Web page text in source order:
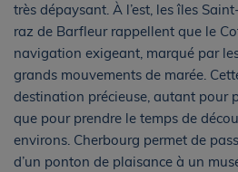
très dépaysant. À l’est, les îles
raz de Barfleur rappellent que le
navigation exigeant, marqué par
grands mouvements de marée.
destination précieuse, autant pour
que pour prendre le temps de
environs. Cherbourg permet de
d’un ponton de plaisance à un